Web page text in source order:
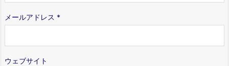
メールアドレス *
ウェブサイト